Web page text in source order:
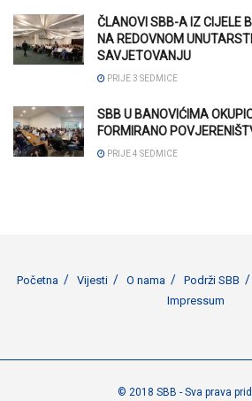
ČLANOVI SBB-A IZ CIJELE
NA REDOVNOM
SAVJETOVANJU
PRIJE 3 SEDMICE
SBB U BANOVIĆIMA
FORMIRANO
PRIJE 4 SEDMICE
Početna Vijesti O nama Podrži SBB
Impressum
© 2018 SBB - Sva prava